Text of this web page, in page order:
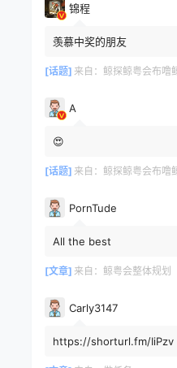
锦程
羡慕中奖的朋友
[话题] 来自： 鲸探鲸粤会布噜
A
😍
[话题] 来自： 鲸探鲸粤会布噜
PornTude
All the best
[文章] 来自： 鲸粤会整体规划（
Carly3147
https://shorturl.fm/IiPzv